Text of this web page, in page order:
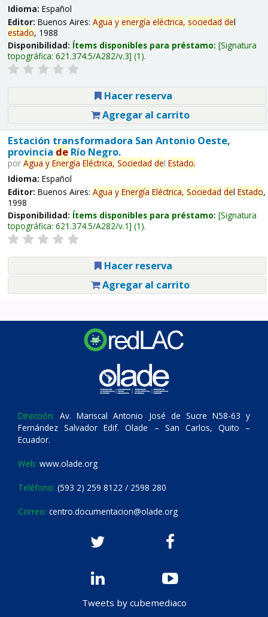
Idioma: Español
Editor: Buenos Aires: Agua y energía eléctrica, sociedad del
estado, 1988
Disponibilidad: Ítems disponibles para préstamo: Signatura
topográfica: 621.374.5/A282/v.3 (1).
Hacer reserva
Agregar al carrito
Estación transformadora San Antonio Oeste,
provincia deRío Negro.
por Agua y Energía Eléctrica, Sociedad del Estado.
Idioma: Español
Editor: Buenos Aires: Agua y Energía Eléctrica, Sociedad del Estado,
1998
Disponibilidad: Ítems disponibles para préstamo: Signatura
topográfica: 621.374.5/A282/v.1 (1).
Hacer reserva
Agregar al carrito
Dirección: Av. Mariscal Antonio José de Sucre N58-63 y
Fernández Salvador Edif. Olade – San Carlos, Quito –
Ecuador.
Web: www.olade.org
Teléfono: (593 2) 259 8122 / 2598 280
Correo: centro.documentacion@olade.org
Tweets by cubemediaco